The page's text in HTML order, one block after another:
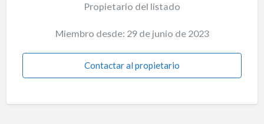
Propietario del listado
Miembro desde: 29 de junio de 2023
Contactar al propietario